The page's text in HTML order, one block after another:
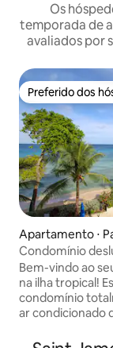
Os
temporada de
avaliados por
Preferido dos
Preferido dos
Apartamento ⋅
Condomínio
na baía de Payne
Bem-vindo ao
na ilha tropical!
condomínio
ar condicionado
com vistas